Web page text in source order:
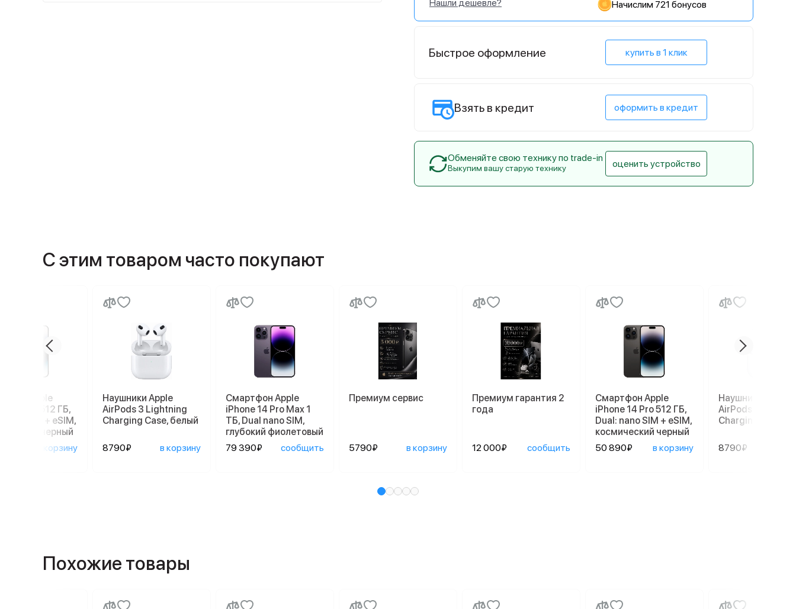
Нашли дешевле? Начислим 721 бонусов
Быстрое оформление купить в 1 клик
Взять в кредит оформить в кредит
Обменяйте свою технику по trade-in
Выкупим вашу старую технику оценить устройство
С этим товаром часто покупают
Apple
14 Pro 512 ГБ,
nano SIM + eSIM,
черный
в корзину
Наушники Apple
AirPods 3 Lightning
Charging Case, белый
8790₽ в корзину
Смартфон Apple
iPhone 14 Pro Max 1
ТБ, Dual nano SIM,
глубокий фиолетовый
79 390₽
сообщить
Премиум сервис
5790₽ в корзину
Премиум гарантия 2
года
12 000₽ сообщить
Смартфон Apple
iPhone 14 Pro 512 ГБ,
Dual: nano SIM + eSIM,
космический черный
50 890₽
в корзину
Наушники Apple
AirPods 3
Charging Case,
8790₽
Похожие товары